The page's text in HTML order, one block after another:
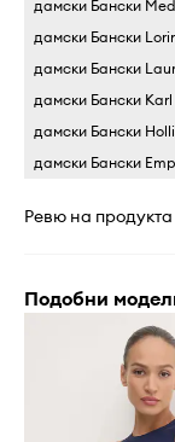
дамски Бански
дамски Бански
дамски Бански
дамски Бански
дамски Бански
дамски Бански
Ревю на продукта
Подобни